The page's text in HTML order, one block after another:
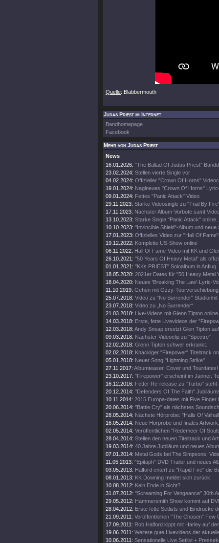
Quelle: Blabbermouth
Judas Priest im Internet
Bandhomepage
Facebook
Mehr von Judas Priest
News
16.01.2026: "The Ballad Of Judas Priest"
23.02.2024: Stellen vierte Single vor
04.02.2024: Offizieller "Crown Of Horns"
19.01.2024: Naglneues "Crown Of Horns"
09.01.2024: Fettes "Panic Attack" Video
29.11.2023: Starke Videosingle zu "Trial By
17.11.2023: Nächster Album-Vorbote samt
13.10.2023: Starke Single "Panic Attack"
10.10.2023: "Invincible Shield"-Album und neue
17.01.2023: Offizielles Video zur "Hall Of
19.12.2022: Komplette US-Show online
06.11.2022: Hall Of Fame-Video mit KK und
26.10.2021: "50 Years Of Heavy Metal" als
01.01.2021: "KKs PRIEST" Soloalbum in Anflug
18.05.2020: 2021er Dates für "50 Heavy Metal
18.04.2020: Neues 'Breaking The Law'-Lyric-
11.10.2019: Gehen mit Ozzy-
25.07.2018: Video zu "No Surrender" Stadionhit
23.07.2018: Video zu „No Surrender“
21.03.2018: Live-Videos mit Glenn Tipton online
14.03.2018: Erste, fette Livevideos der
12.03.2018: Andy Sneap ersetzt Glen Tipton
09.03.2018: Nächster Videoclip zu "Spectre"
12.02.2018: Glenn Tipton schwer erkrankt.
02.02.2018: Knackiger "Firepower" Titeltrack
05.01.2018: Neuer Song "Lightning Strike"
27.11.2017: Albumteaser, Cover und Tourdates!
23.10.2017: "Firepower" erscheint im Jänner.
16.12.2016: Fetter Re-release zu "Turbo" steht
20.12.2014: "Defenders Of The Faith"
10.11.2014: 2015 Europa-dates mit Five Finger
20.06.2014: "Battle Cry" als nächstes
28.05.2014: Nächste Hörprobe: "Halls Of
16.05.2014: Neue Hörprobe und finales Artwork.
02.05.2014: Veröffentlichen "Redemeer Of
28.04.2014: Stellen den neuen Titeltrack und
19.03.2014: 40 Jahre Jubiläum und neues
07.01.2014: Metal Gods bei The Simpsons.
11.05.2013: "Epitaph" DVD Trailer und neues
03.05.2013: Halford entert zu "Rapid Fire" die
08.01.2013: KK Downing meldet sich zurück.
10.08.2012: Kein Ende in Sicht?
31.07.2012: "Screaming For Vengeance" 30th
29.05.2012: Hammersmith Show kommt auf
28.04.2012: Erste fette Setlists und Eindrücke
21.09.2011: Veröffentlichen "The Chosen" Few
17.09.2011: Rob Halford kippt mit Harley auf
19.06.2011: Weitere gute Livevideos der
10.06.2011: Sensationelle Live Setlist +